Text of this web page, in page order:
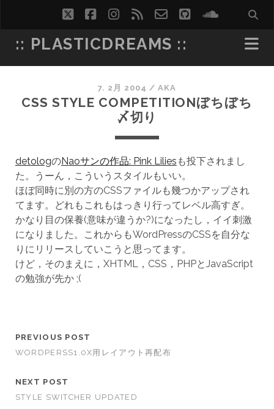
twitterfacebookinstagram
rss email-
form
github
:: PLASTICDREAMS ::
7. 2月 2004 /AKA
CSS STYLE COMPETITIONぼちぼち
〆切り
detologのNaoサンの作品: Pink Lilies も投下されまし
た。うーん，こういうスタイルもいい。
ほぼ同時に別の方のCSSファイルも幾つかアップされ
てます。どれもこれもはっきり行ってレベル高すぎ。
かなり目の保養(意味が違うか?)になったし，イイ刺激
になりました。これからもWordPressのCSSを自分な
りにリリースしていこうと思ってます。
けど，そのまえに，XHTML，CSS，PHPとJavaScript
の勉強が先か ;(
PREVIOUS POST
WORDPERSS1.0X用レイアウト再配布
NEXT POST
STYLE SWITCHER UPDATED